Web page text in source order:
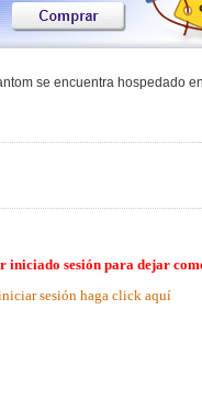
se encuentra hospedado
iniciado sesión para dejar
sesión haga click aquí